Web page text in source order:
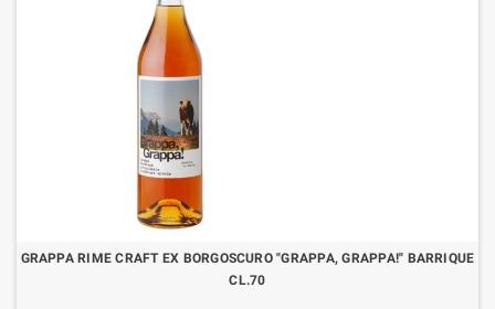
GRAPPA RIME CRAFT EX BORGOSCURO "GRAPPA, GRAPPA!" BARRIQUE
CL.70